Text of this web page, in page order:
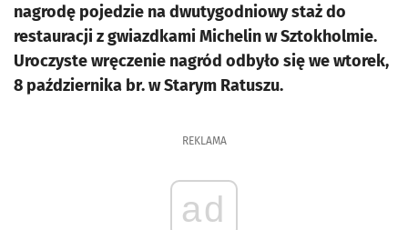
nagrodę pojedzie na dwutygodniowy staż do
restauracji z gwiazdkami Michelin w Sztokholmie.
Uroczyste wręczenie nagród odbyło się we wtorek,
8 października br. w Starym Ratuszu.
REKLAMA
ad